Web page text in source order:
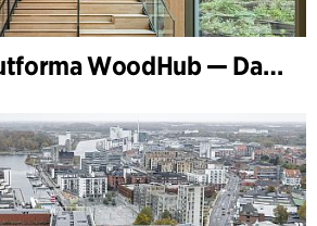
Intervju: Att utforma WoodHub — Danmarks största träbyggnad